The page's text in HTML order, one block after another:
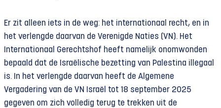
Er zit alleen iets in de weg: het internationaal recht, en in
het verlengde daarvan de Verenigde Naties (VN). Het
Internationaal Gerechtshof heeft namelijk onomwonden
bepaald dat de Israëlische bezetting van Palestina illegaal
is. In het verlengde daarvan heeft de Algemene
Vergadering van de VN Israël tot 18 september 2025
gegeven om zich volledig terug te trekken uit de